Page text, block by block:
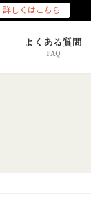
詳しくはこちら
よくある質問
FAQ